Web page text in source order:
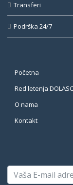
Transferi
Podrška 24/7
Početna
Red letenja
O nama
Kontakt